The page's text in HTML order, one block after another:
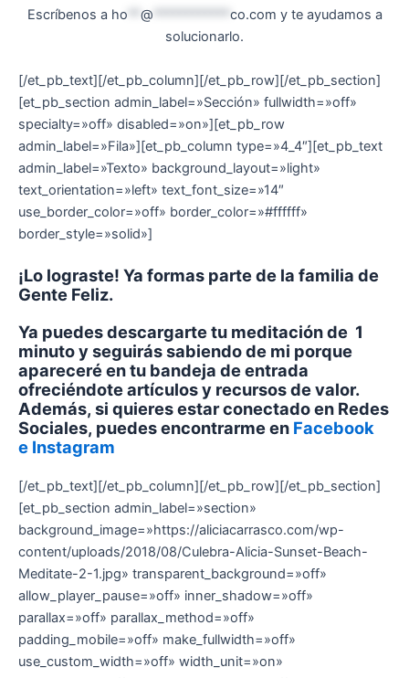
Escríbenos a ho @ co.com y te ayudamos a
solucionarlo.
[/et_pb_text][/et_pb_column][/et_pb_row][/et_pb_section]
[et_pb_section admin_label=»Sección» fullwidth=»off»
specialty=»off» disabled=»on»][et_pb_row
admin_label=»Fila»][et_pb_column type=»4_4″][et_pb_text
admin_label=»Texto» background_layout=»light»
text_orientation=»left» text_font_size=»14″
use_border_color=»off» border_color=»#ffffff»
border_style=»solid»]
¡Lo lograste! Ya formas parte de la familia de
Gente Feliz.
Ya puedes descargarte tu meditación de 1
minuto y seguirás sabiendo de mi porque
apareceré en tu bandeja de entrada
ofreciéndote artículos y recursos de valor.
Además, si quieres estar conectado en Redes
Sociales, puedes encontrarme en Facebook
e Instagram
[/et_pb_text][/et_pb_column][/et_pb_row][/et_pb_section]
[et_pb_section admin_label=»section»
background_image=»https://aliciacarrasco.com/wp-
content/uploads/2018/08/Culebra-Alicia-Sunset-Beach-
Meditate-2-1.jpg» transparent_background=»off»
allow_player_pause=»off» inner_shadow=»off»
parallax=»off» parallax_method=»off»
padding_mobile=»off» make_fullwidth=»off»
use_custom_width=»off» width_unit=»on»